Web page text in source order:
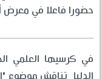
حضورا فاعلا في معرض
في كرسيها العلمي
الدليل تناقش موضوع